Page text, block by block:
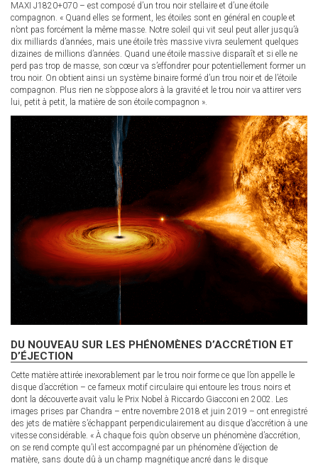
MAXI J1820+070 – est composé d’un trou noir stellaire et d’une étoile
compagnon. « Quand elles se forment, les étoiles sont en général en couple et
n’ont pas forcément la même masse. Notre soleil qui vit seul peut aller jusqu’à
dix milliards d’années, mais une étoile très massive vivra seulement quelques
dizaines de millions d’années. Quand une étoile massive disparaît et si elle ne
perd pas trop de masse, son cœur va s’effondrer pour potentiellement former un
trou noir. On obtient ainsi un système binaire formé d’un trou noir et de l’étoile
compagnon. Plus rien ne s’oppose alors à la gravité et le trou noir va attirer vers
lui, petit à petit, la matière de son étoile compagnon ».
DU NOUVEAU SUR LES PHÉNOMÈNES D’ACCRÉTION ET
D’ÉJECTION
Cette matière attirée inexorablement par le trou noir forme ce que l’on appelle le
disque d’accrétion – ce fameux motif circulaire qui entoure les trous noirs et
dont la découverte avait valu le Prix Nobel à Riccardo Giacconi en 2002. Les
images prises par Chandra – entre novembre 2018 et juin 2019 – ont enregistré
des jets de matière s’échappant perpendiculairement au disque d’accrétion à une
vitesse considérable. « À chaque fois qu’on observe un phénomène d’accrétion,
on se rend compte qu’il est accompagné par un phénomène d’éjection de
matière, sans doute dû à un champ magnétique ancré dans le disque